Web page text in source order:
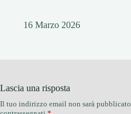
16 Marzo 2026
Lascia una risposta
Il tuo indirizzo email non sarà pubblicato.